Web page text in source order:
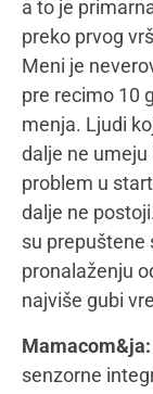
odgovor na
praksi znači
nepoznati
je neophodno
adaptaciji. Ili,
bojažljiva,
samostalnom
Sa tom
vestibularnom
želeti samo da
stiskamo i
navedenih
ova deca su